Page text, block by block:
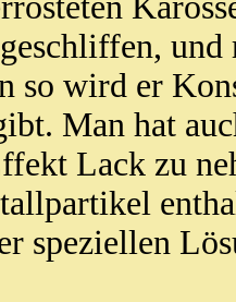
und
so wird er
Man hat
Lack zu
speziellen